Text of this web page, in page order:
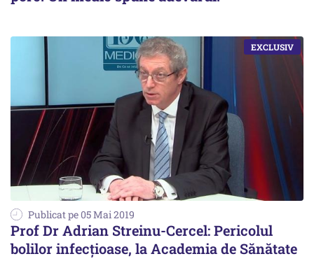
Publicat pe 05 Mai 2019
Prof Dr Adrian Streinu-Cercel: Pericolul
bolilor infecțioase, la Academia de Sănătate